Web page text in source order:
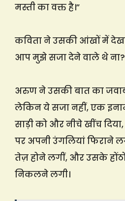
मस्ती का वक्त है।”
कविता ने उसकी आंखों में
आप मुझे सजा देने वाले थे
अरुण ने उसकी बात का
लेकिन ये सजा नहीं, एक
साड़ी को और नीचे खींच
पर अपनी उंगलियां फिराने
तेज़ होने लगीं, और उसके
निकलने लगी।